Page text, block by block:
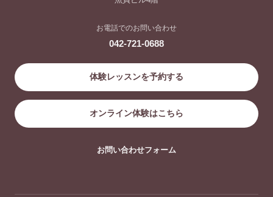
お電話でのお問い合わせ
042-721-0688
体験レッスンを予約する
オンライン体験はこちら
お問い合わせフォーム